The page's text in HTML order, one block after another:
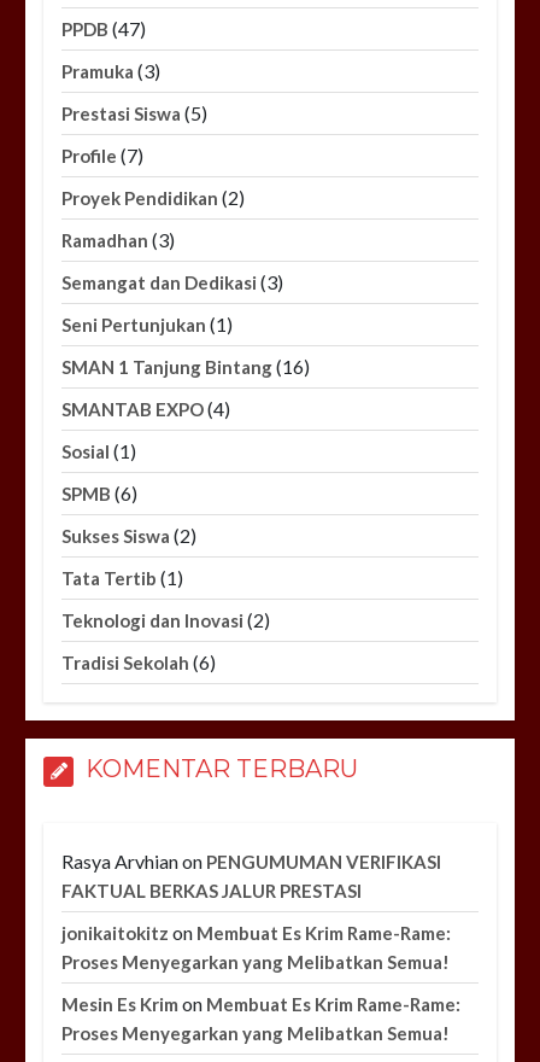
PPDB (47)
Pramuka (3)
Prestasi Siswa (5)
Profile (7)
Proyek Pendidikan (2)
Ramadhan (3)
Semangat dan Dedikasi (3)
Seni Pertunjukan (1)
SMAN 1 Tanjung Bintang(16)
SMANTAB EXPO(4)
Sosial (1)
SPMB (6)
Sukses Siswa (2)
Tata Tertib (1)
Teknologi dan Inovasi (2)
Tradisi Sekolah (6)
KOMENTAR TERBARU
Rasya Arvhianon PENGUMUMAN VERIFIKASI
FAKTUAL BERKAS JALUR PRESTASI
jonikaitokitz on Membuat Es Krim Rame-Rame:
Proses Menyegarkan yang Melibatkan Semua!
Mesin Es Krim on Membuat Es Krim Rame-Rame:
Proses Menyegarkan yang Melibatkan Semua!